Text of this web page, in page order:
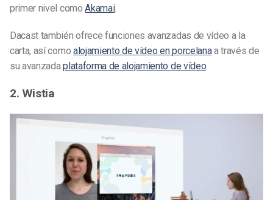
primer nivel comoAkamai.
Dacast también ofrece funciones avanzadas de vídeo a la
carta, así como alojamiento de vídeo en porcelanaa través de
su avanzadaplataforma de alojamiento de vídeo.
2. Wistia